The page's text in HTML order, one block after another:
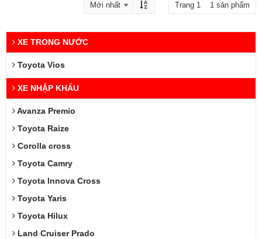
Trang 1 1 sản phẩm
XE TRONG NƯỚC
Toyota Vios
XE NHẬP KHẨU
Avanza Premio
Toyota Raize
Corolla cross
Toyota Camry
Toyota Innova Cross
Toyota Yaris
Toyota Hilux
Land Cruiser Prado